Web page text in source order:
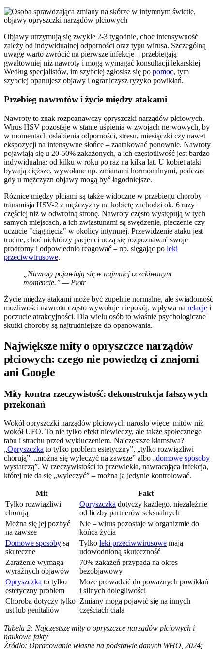
Objawy utrzymują się zwykle 2-3 tygodnie, choć intensywność
zależy od indywidualnej odporności oraz typu wirusa. Szczególną
uwagę warto zwrócić na pierwsze infekcje – przebiegają
gwałtowniej niż nawroty i mogą wymagać konsultacji lekarskiej.
Według specjalistów, im szybciej zgłosisz się po pomoc, tym
szybciej opanujesz objawy i ograniczysz ryzyko powikłań.
Przebieg nawrotów i życie między atakami
Nawroty to znak rozpoznawczy opryszczki narządów płciowych.
Wirus HSV pozostaje w stanie uśpienia w zwojach nerwowych, by
w momentach osłabienia odporności, stresu, miesiączki czy nawet
ekspozycji na intensywne słońce – zaatakować ponownie. Nawroty
pojawiają się u 20-50% zakażonych, a ich częstotliwość jest bardzo
indywidualna: od kilku w roku po raz na kilka lat. U kobiet ataki
bywają cięższe, wywołane np. zmianami hormonalnymi, podczas
gdy u mężczyzn objawy mogą być łagodniejsze.
Różnice między płciami są także widoczne w przebiegu choroby –
transmisja HSV-2 z mężczyzny na kobietę zachodzi ok. 6 razy
częściej niż w odwrotną stronę. Nawroty często występują w tych
samych miejscach, a ich zwiastunami są swędzenie, pieczenie czy
uczucie "ciągnięcia" w okolicy intymnej. Przewidzenie ataku jest
trudne, choć niektórzy pacjenci uczą się rozpoznawać swoje
prodromy i odpowiednio reagować – np. sięgając po leki
przeciwwirusowe.
„Nawroty pojawiają się w najmniej oczekiwanym
momencie.” — Piotr
Życie między atakami może być zupełnie normalne, ale świadomość
możliwości nawrotu często wywołuje niepokój, wpływa na relacje i
poczucie atrakcyjności. Dla wielu osób to właśnie psychologiczne
skutki choroby są najtrudniejsze do opanowania.
Największe mity o opryszczce narządów
płciowych: czego nie powiedzą ci znajomi
ani Google
Mity kontra rzeczywistość: dekonstrukcja fałszywych
przekonań
Wokół opryszczki narządów płciowych narosło więcej mitów niż
wokół UFO. To nie tylko efekt niewiedzy, ale także społecznego
tabu i strachu przed wykluczeniem. Najczęstsze kłamstwa?
„Opryszczka to tylko problem estetyczny”, „tylko rozwiązliwi
chorują”, „można się wyleczyć na zawsze” albo „domowe sposoby
wystarczą”. W rzeczywistości to przewlekła, nawracająca infekcja,
której nie da się „wyleczyć” – można ją jedynie kontrolować.
Mit
Fakt
Tylko rozwiązliwi
chorują
Opryszczka dotyczy każdego, niezależnie
od liczby partnerów seksualnych
Można się jej pozbyć
na zawsze
Nie – wirus pozostaje w organizmie do
końca życia
Domowe sposoby są
skuteczne
Tylko leki przeciwwirusowe mają
udowodnioną skuteczność
Zarażenie wymaga
wyraźnych objawów
70% zakażeń przypada na okres
bezobjawowy
Opryszczka to tylko
estetyczny problem
Może prowadzić do poważnych powikłań
i silnych dolegliwości
Choroba dotyczy tylko
ust lub genitaliów
Zmiany mogą pojawić się na innych
częściach ciała
Tabela 2: Najczęstsze mity o opryszczce narządów płciowych i
naukowe fakty
Źródło: Opracowanie własne na podstawie danych WHO, 2024;